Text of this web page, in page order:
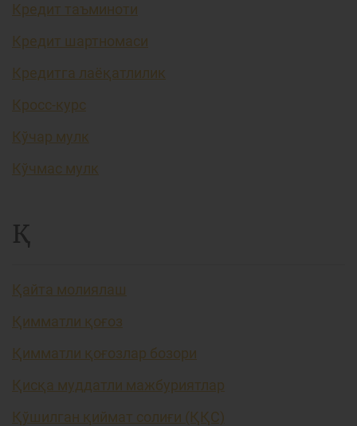
Кредит таъминоти
Кредит шартномаси
Кредитга лаёқатлилик
Кросс-курс
Кўчар мулк
Кўчмас мулк
Қ
Қайта молиялаш
Қимматли қоғоз
Қимматли қоғозлар бозори
Қисқа муддатли мажбуриятлар
Қўшилган қиймат солиғи (ҚҚС)